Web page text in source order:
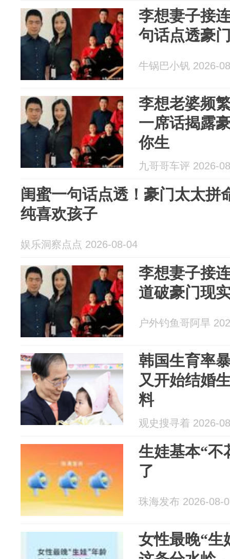
李想妻子接
句话点透豪
牛锅巴小钒 2026-
李想老婆频
一席话揭露
你生
九哥哥车评 2026-
闺蜜一句话点透！豪门太太拼
纯喜欢孩子
娱乐洞察点点 2026-08-04
李想妻子接
道破豪门现
户外钓鱼哥阿旱
韩国生育率
又开始结婚
料
观史搜寻着 2026-
生娃基本“不
了
珠海发布 2026-08-
女性最晚“生